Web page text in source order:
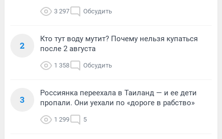
3 297 Обсудить
2
Кто тут воду мутит? Почему нельзя купаться
после 2 августа
1 358 Обсудить
3
Россиянка переехала в Таиланд — и ее дети
пропали. Они уехали по «дороге в рабство»
1 299 5